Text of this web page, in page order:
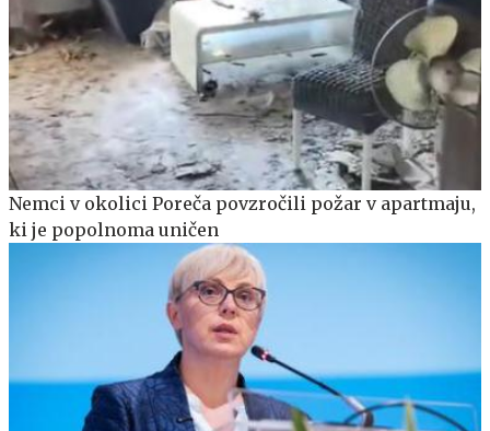
Nemci v okolici Poreča povzročili požar v apartmaju,
ki je popolnoma uničen